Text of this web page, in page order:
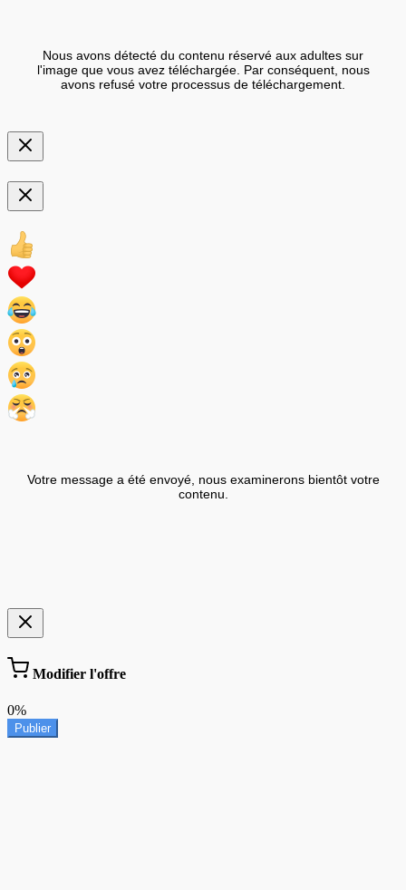
Nous avons détecté du contenu réservé aux adultes sur
l'image que vous avez téléchargée. Par conséquent, nous
avons refusé votre processus de téléchargement.
Votre message a été envoyé, nous examinerons bientôt votre
contenu.
Modifier l'offre
0%
Publier